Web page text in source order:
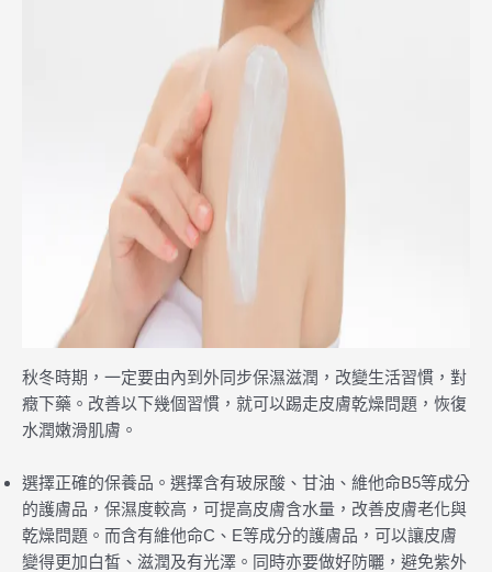
秋冬時期，一定要由內到外同步保濕滋潤，改變生活習慣，對
癥下藥。改善以下幾個習慣，就可以踢走皮膚乾燥問題，恢復
水潤嫩滑肌膚。
選擇正確的保養品。選擇含有玻尿酸、甘油、維他命B5等成分
的護膚品，保濕度較高，可提高皮膚含水量，改善皮膚老化與
乾燥問題。而含有維他命C、E等成分的護膚品，可以讓皮膚
變得更加白皙、滋潤及有光澤。同時亦要做好防曬，避免紫外